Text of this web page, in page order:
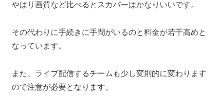
やはり画質など比べるとスカパーはかなりいいです。
その代わりに手続きに手間がいるのと料金が若干高めと
なっています。
また、ライブ配信するチームも少し変則的に変わります
ので注意が必要となります。